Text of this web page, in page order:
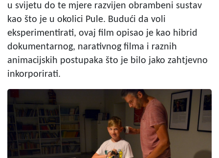
u svijetu do te mjere razvijen obrambeni sustav
kao što je u okolici Pule. Budući da voli
eksperimentirati, ovaj film opisao je kao hibrid
dokumentarnog, narativnog filma i raznih
animacijskih postupaka što je bilo jako zahtjevno
inkorporirati.